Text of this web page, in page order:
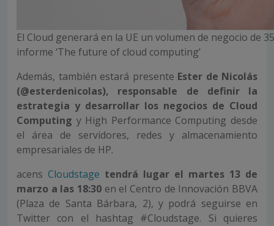
El Cloud generará en la UE un volumen de negocio de
informe ‘The future of cloud computing’
Además, también estará presente Ester de Nicolás
(@esterdenicolas), responsable de definir la
estrategia y desarrollar los negocios de Cloud
Computing y High Performance Computing desde
el área de servidores, redes y almacenamiento
empresariales de HP.
acens Cloudstage tendrá lugar el martes 13 de
marzo a las 18:30 en el Centro de Innovación BBVA
(Plaza de Santa Bárbara, 2), y podrá seguirse en
Twitter con el hashtag #Cloudstage. Si quieres